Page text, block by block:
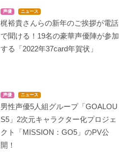
声優 ニュース
梶裕貴さんらの新年のご挨拶が電話
で聞ける！19名の豪華声優陣が参加
する「2022年37card年賀状」
声優 ニュース
男性声優5人組グループ「GOALOU
S5」2次元キャラクター化プロジェ
クト「MISSION：GO5」のPV公
開！